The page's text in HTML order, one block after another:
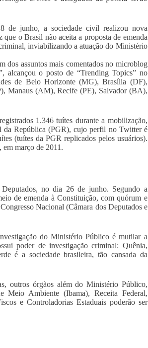
de junho, a sociedade civil realizou nova
o Brasil não aceita a proposta de emenda
inviabilizando a atuação do Ministério
assuntos mais comentados no microblog
alcançou o posto de “Trending Topics” no
de Belo Horizonte (MG), Brasília (DF),
Manaus (AM), Recife (PE), Salvador (BA),
1.346 tuítes durante a mobilização,
da República (PGR), cujo perfil no Twitter é
(tuítes da PGR replicados pelos usuários).
março de 2011.
no dia 26 de junho. Segundo a
de emenda à Constituição, com quórum e
Nacional (Câmara dos Deputados e
do Ministério Público é mutilar a
poder de investigação criminal: Quênia,
é a sociedade brasileira, tão cansada da
outros órgãos além do Ministério Público,
Meio Ambiente (Ibama), Receita Federal,
e Controladorias Estaduais poderão ser